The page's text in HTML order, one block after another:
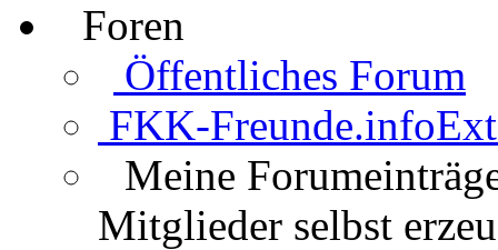
Foren
Öffentliches Forum
FKK-Freunde.info
Meine
Mitglieder selbst